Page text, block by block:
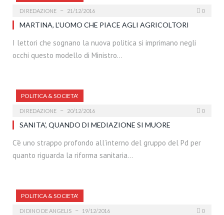
DI REDAZIONE 21/12/2016 0
MARTINA, L’UOMO CHE PIACE AGLI AGRICOLTORI
I lettori che sognano la nuova politica si imprimano negli
occhi questo modello di Ministro…
POLITICA & SOCIETA'
DI REDAZIONE 20/12/2016 0
SANITA’, QUANDO DI MEDIAZIONE SI MUORE
C’è uno strappo profondo all’interno del gruppo del Pd per
quanto riguarda la riforma sanitaria…
POLITICA & SOCIETA'
DI DINO DE ANGELIS 19/12/2016 0